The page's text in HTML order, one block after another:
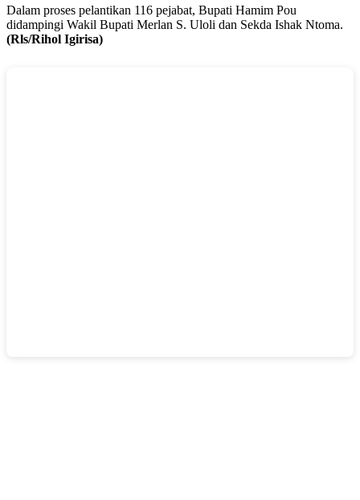
Dalam proses pelantikan 116 pejabat, Bupati Hamim Pou
didampingi Wakil Bupati Merlan S. Uloli dan Sekda Ishak Ntoma.
(Rls/Rihol Igirisa)